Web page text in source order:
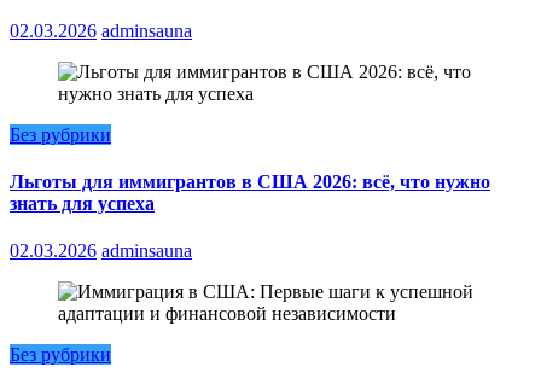
02.03.2026 adminsauna
Без рубрики
Льготы для иммигрантов в США 2026: всё, что нужно
знать для успеха
02.03.2026 adminsauna
Без рубрики